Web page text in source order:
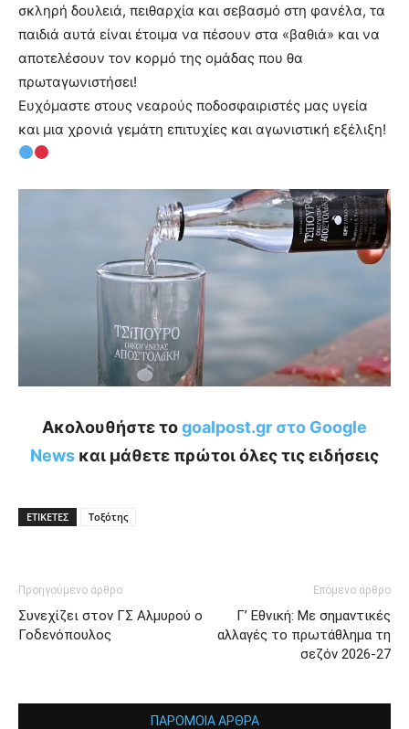
σκληρή δουλειά, πειθαρχία και σεβασμό στη φανέλα, τα
παιδιά αυτά είναι έτοιμα να πέσουν στα «βαθιά» και να
αποτελέσουν τον κορμό της ομάδας που θα
πρωταγωνιστήσει!
Ευχόμαστε στους νεαρούς ποδοσφαιριστές μας υγεία
και μια χρονιά γεμάτη επιτυχίες και αγωνιστική εξέλιξη!
Ακολουθήστε τοgoalpost.gr στο Google
News και μάθετε πρώτοι όλες τις ειδήσεις
ΕΤΙΚΕΤΕΣ Τοξότης
Προηγούμενο άρθρο
Συνεχίζει στον ΓΣ Αλμυρού ο
Γοδενόπουλος
Επόμενο άρθρο
Γ’ Εθνική: Με σημαντικές
αλλαγές το πρωτάθλημα τη
σεζόν 2026-27
ΠΑΡΟΜΟΙΑ ΑΡΘΡΑ